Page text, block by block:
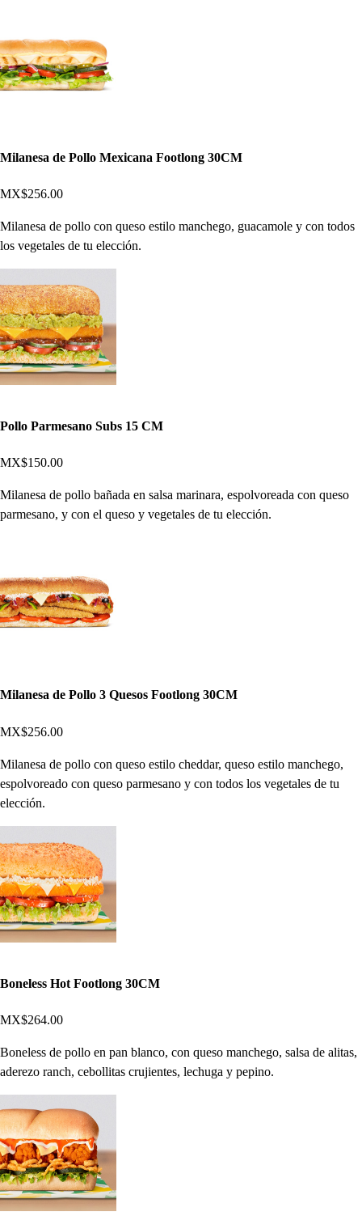
Milanesa de Pollo Mexicana Footlong 30CM
MX$256.00
Milanesa de pollo con queso estilo manchego, guacamole y con todos
los vegetales de tu elección.
Pollo Parmesano Subs 15 CM
MX$150.00
Milanesa de pollo bañada en salsa marinara, espolvoreada con queso
parmesano, y con el queso y vegetales de tu elección.
Milanesa de Pollo 3 Quesos Footlong 30CM
MX$256.00
Milanesa de pollo con queso estilo cheddar, queso estilo manchego,
espolvoreado con queso parmesano y con todos los vegetales de tu
elección.
Boneless Hot Footlong 30CM
MX$264.00
Boneless de pollo en pan blanco, con queso manchego, salsa de alitas,
aderezo ranch, cebollitas crujientes, lechuga y pepino.